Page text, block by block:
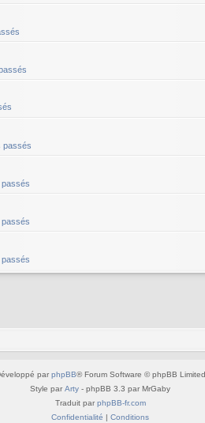
passés
par phpBB® Forum Software © phpBB Limited
Style par Arty - phpBB 3.3 par MrGaby
Traduit par phpBB-fr.com
Confidentialité
Conditions